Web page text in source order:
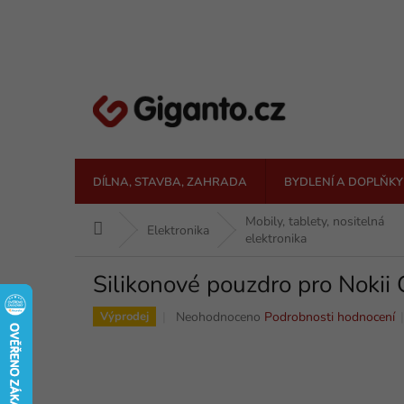
DÍLNA, STAVBA, ZAHRADA BYDLENÍ A DOPLŇKY
Elektronika
Mobily, tablety, nositelná
elektronika
Silikonové pouzdro pro Nokii
Výprodej
Průměrné
Neohodnoceno Podrobnosti hodnocení